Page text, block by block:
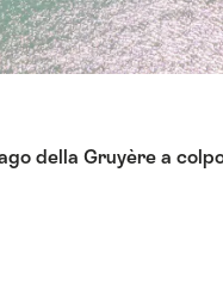
della Gruyère a